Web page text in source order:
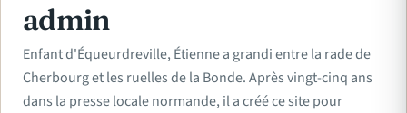
admin
Enfant d'Équeurdreville, Étienne a grandi entre la rade de
Cherbourg et les ruelles de la Bonde. Après vingt-cinq ans
dans la presse locale normande, il a créé ce site pour